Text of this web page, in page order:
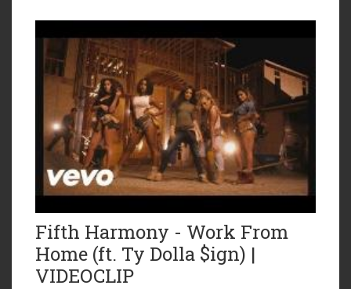
Fifth Harmony - Work From
Home (ft. Ty Dolla $ign) |
VIDEOCLIP